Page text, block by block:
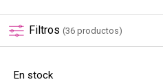
Filtros (36 productos)
En stock